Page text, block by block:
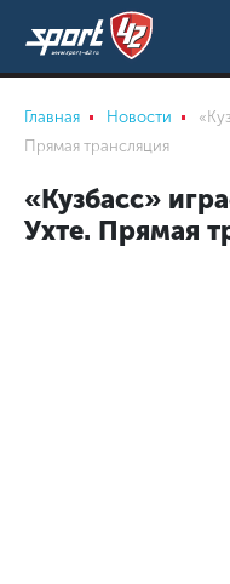
Главная Новости
Прямая трансляция
«Кузбасс»
Ухте. Прямая